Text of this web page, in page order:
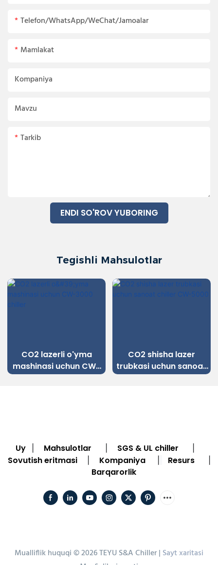
Telefon/WhatsApp/WeChat/Jamoalar
Mamlakat
Kompaniya
Mavzu
Tarkib
ENDI SO'ROV YUBORING
Tegishli Mahsulotlar
CO2 lazerli o'yma
mashinasi uchun CW-
3000 chiller
CO2 shisha lazer
trubkasi uchun sanoat
chiller CW-5000
Uy Mahsulotlar SGS & UL chiller
Sovutish eritmasi Kompaniya Resurs
Barqarorlik
Mualliflik huquqi © 2026 TEYU S&A Chiller | Sayt xaritasi